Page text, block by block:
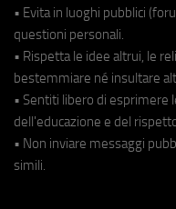
• Evita in luoghi pubblici
questioni personali.
• Rispetta le idee altrui, le
bestemmiare né insultare
• Sentiti libero di esprimere
dell'educazione e del
• Non inviare messaggi
simili.